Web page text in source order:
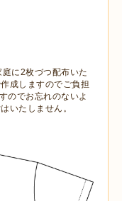
に2枚づつ配布いた
成しますのでご負担
のでお忘れのないよ
いたしません。